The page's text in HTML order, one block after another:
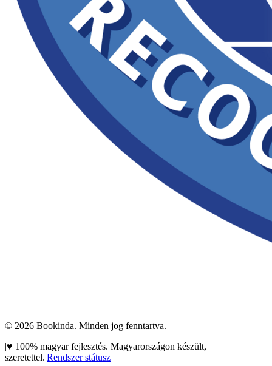
© 2026 Bookinda. Minden jog fenntartva.
|♥ 100% magyar fejlesztés. Magyarországon készült,
szeretettel.|Rendszer státusz